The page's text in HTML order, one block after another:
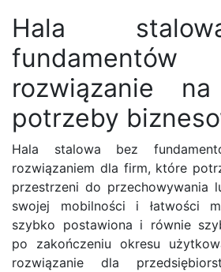
Hala
rozwiązanie
potrzeby
Hala stalowa bez
rozwiązaniem dla firm, które
przestrzeni do przechowywania
swojej mobilności i łatwości
szybko postawiona i równie
po zakończeniu okresu
rozwiązanie dla